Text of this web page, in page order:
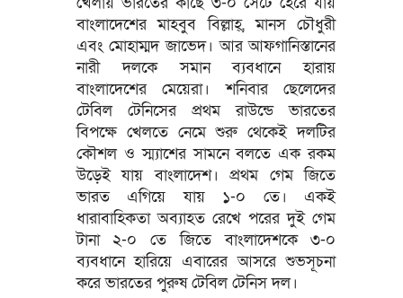
বাংলাদেশের মাহবুব বিল্লাহ্, মানস চৌধুরী
এবং মোহাম্মদ জাভেদ। আর আফগানিস্তানের
নারী দলকে সমান ব্যবধানে হারায়
বাংলাদেশের মেয়েরা। শনিবার ছেলেদের
টেবিল টেনিসের প্রথম রাউন্ডে ভারতের
বিপক্ষে খেলতে নেমে শুরু থেকেই দলটির
কৌশল ও স্ম্যাশের সামনে বলতে এক রকম
উড়েই যায় বাংলাদেশ। প্রথম গেম জিতে
ভারত এগিয়ে যায় ১-০ তে। একই
ধারাবাহিকতা অব্যাহত রেখে পরের দুই গেম
টানা ২-০ তে জিতে বাংলাদেশকে ৩-০
ব্যবধানে হারিয়ে এবারের আসরে শুভসূচনা
করে ভারতের পুরুষ টেবিল টেনিস দল।